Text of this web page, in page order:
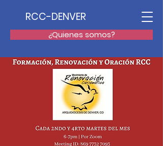
¿Quienes somos?
RCC-DENVER